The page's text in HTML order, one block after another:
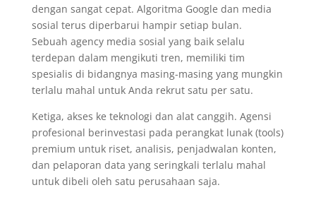
dengan sangat cepat. Algoritma Google dan media
sosial terus diperbarui hampir setiap bulan.
Sebuah agency media sosial yang baik selalu
terdepan dalam mengikuti tren, memiliki tim
spesialis di bidangnya masing-masing yang mungkin
terlalu mahal untuk Anda rekrut satu per satu.
Ketiga, akses ke teknologi dan alat canggih. Agensi
profesional berinvestasi pada perangkat lunak (tools)
premium untuk riset, analisis, penjadwalan konten,
dan pelaporan data yang seringkali terlalu mahal
untuk dibeli oleh satu perusahaan saja.